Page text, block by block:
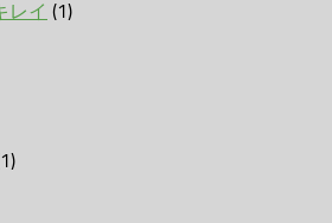
レイ (1)